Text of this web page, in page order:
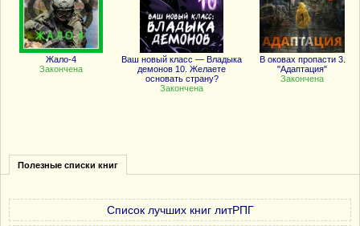
Жало-4
Закончена
Ваш новый класс — Владыка
демонов 10. Желаете
основать страну?
Закончена
В оковах пропасти 3.
"Адаптация"
Закончена
Полезные списки книг
Список лучших книг литРПГ